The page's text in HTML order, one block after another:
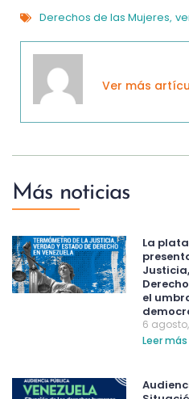
Derechos de las Mujeres,
Ver más
Más noticias
La
el
6
Leer más